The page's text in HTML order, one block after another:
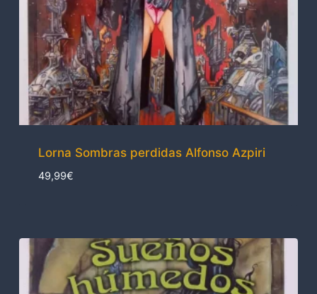
Lorna Sombras perdidas Alfonso Azpiri
49,99€